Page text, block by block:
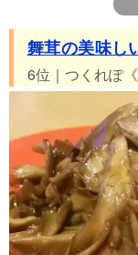
舞茸の美味し
6位｜つくれぽ《